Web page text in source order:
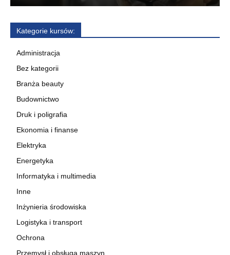
Kategorie kursów:
Administracja
Bez kategorii
Branża beauty
Budownictwo
Druk i poligrafia
Ekonomia i finanse
Elektryka
Energetyka
Informatyka i multimedia
Inne
Inżynieria środowiska
Logistyka i transport
Ochrona
Przemysł i obsługa maszyn